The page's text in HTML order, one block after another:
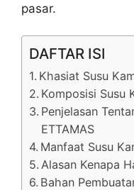
pasar.
DAFTAR ISI
Khasiat Susu
Komposisi Susu
Penjelasan
ETTAMAS
Manfaat Susu
Alasan Kenapa
Bahan